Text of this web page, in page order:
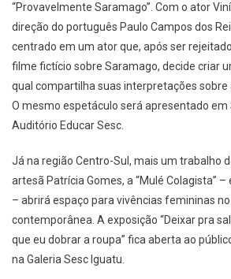
“Provavelmente Saramago”. Com o ator
direção do português Paulo Campos dos
centrado em um ator que, após ser
filme fictício sobre Saramago, decide criar
qual compartilha suas interpretações sobre
O mesmo espetáculo será apresentado em
Auditório Educar Sesc.
Já na região Centro-Sul, mais um trabalho
artesã Patrícia Gomes, a “Mulé Colagista”
– abrirá espaço para vivências femininas
contemporânea. A exposição “Deixar pra
que eu dobrar a roupa” fica aberta ao
na Galeria Sesc Iguatu.